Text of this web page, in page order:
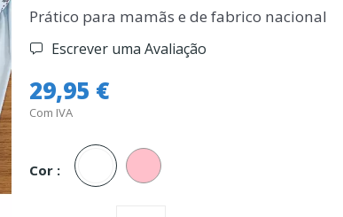
Prático para mamãs e de fabrico nacional
Escrever uma Avaliação
29,95 €
Com IVA
Cor :
Branco Rosa